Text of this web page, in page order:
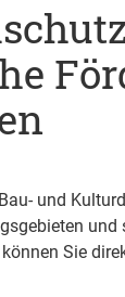
und
Sie